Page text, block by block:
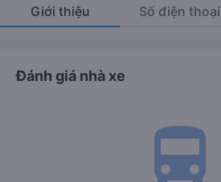
Giới thiệu Số điện thoại
Đánh giá nhà xe
directions_bus